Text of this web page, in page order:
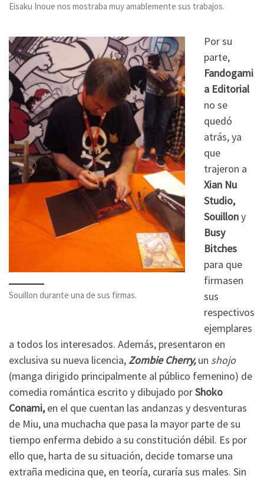
Eisaku Inoue nos mostraba muy amablemente sus trabajos.
Souillon durante una de sus firmas.
Por su
parte,
Fandogami
a Editorial
no se
quedó
atrás, ya
que
trajeron a
Xian Nu
Studio,
Souillony
Busy
Bitches
para que
firmasen
sus
respectivos
ejemplares
a todos los interesados. Además, presentaron en
exclusiva su nueva licencia, Zombie Cherry,un shojo
(manga dirigido principalmente al público femenino) de
comedia romántica escrito y dibujado porShoko
Conami,en el que cuentan las andanzas y desventuras
de Miu, una muchacha que pasa la mayor parte de su
tiempo enferma debido a su constitución débil. Es por
ello que, harta de su situación, decide tomarse una
extraña medicina que, en teoría, curaría sus males. Sin